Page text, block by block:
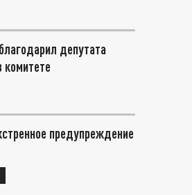
депутата
комитете
предупреждение